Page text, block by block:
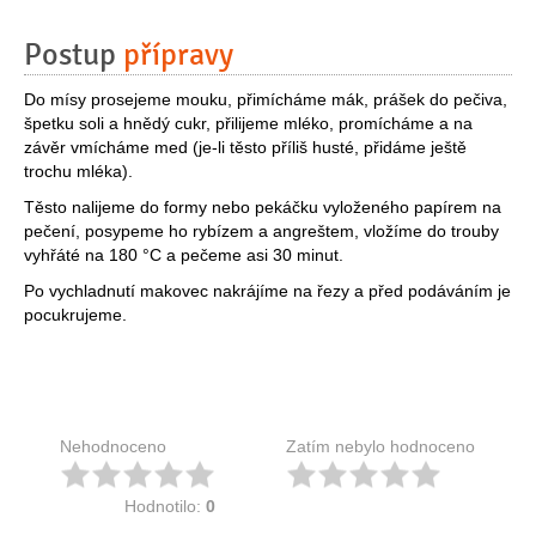
Postup přípravy
Do mísy prosejeme mouku, přimícháme mák, prášek do pečiva,
špetku soli a hnědý cukr, přilijeme mléko, promícháme a na
závěr vmícháme med (je-li těsto příliš husté, přidáme ještě
trochu mléka).
Těsto nalijeme do formy nebo pekáčku vyloženého papírem na
pečení, posypeme ho rybízem a angreštem, vložíme do trouby
vyhřáté na 180 °C a pečeme asi 30 minut.
Po vychladnutí makovec nakrájíme na řezy a před podáváním je
pocukrujeme.
Nehodnoceno
Hodnotilo: 0
Zatím nebylo hodnoceno